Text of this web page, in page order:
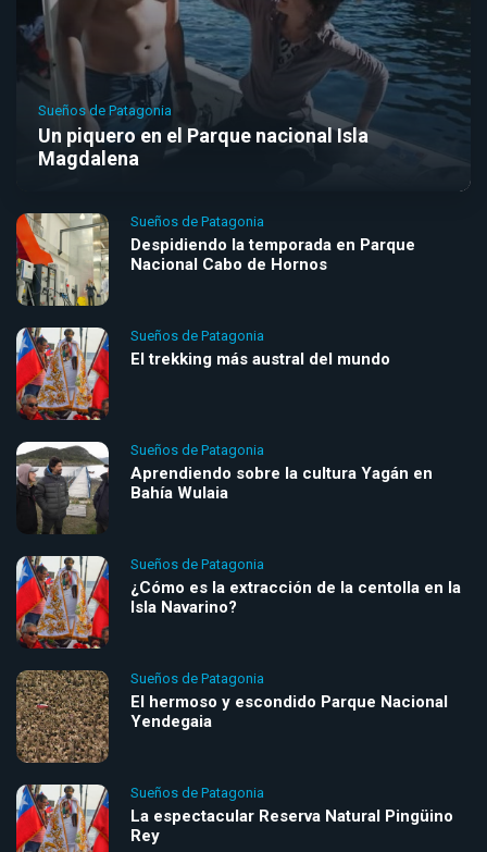
Sueños de Patagonia
Un piquero en el Parque nacional Isla
Magdalena
Sueños de Patagonia
Despidiendo la temporada en Parque
Nacional Cabo de Hornos
Sueños de Patagonia
El trekking más austral del mundo
Sueños de Patagonia
Aprendiendo sobre la cultura Yagán en
Bahía Wulaia
Sueños de Patagonia
¿Cómo es la extracción de la centolla en la
Isla Navarino?
Sueños de Patagonia
El hermoso y escondido Parque Nacional
Yendegaia
Sueños de Patagonia
La espectacular Reserva Natural Pingüino
Rey